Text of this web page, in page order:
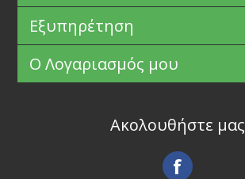
Εξυπηρέτηση
Ο Λογαριασμός μου
Ακολουθήστε μας